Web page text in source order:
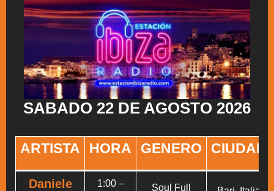
SABADO 22 DE AGOSTO 2026
ARTISTA HORA GENERO CIUDAD
Daniele
1:00 – Soul Full